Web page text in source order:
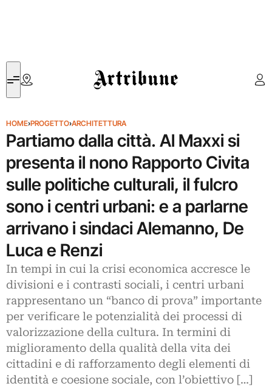
Artribune
HOME›PROGETTO›ARCHITETTURA
Partiamo dalla città. Al Maxxi si
presenta il nono Rapporto Civita
sulle politiche culturali, il fulcro
sono i centri urbani: e a parlarne
arrivano i sindaci Alemanno, De
Luca e Renzi
In tempi in cui la crisi economica accresce le
divisioni e i contrasti sociali, i centri urbani
rappresentano un “banco di prova” importante
per verificare le potenzialità dei processi di
valorizzazione della cultura. In termini di
miglioramento della qualità della vita dei
cittadini e di rafforzamento degli elementi di
identità e coesione sociale, con l’obiettivo […]